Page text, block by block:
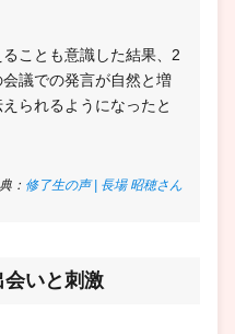
ことも意識した結果、2
議での発言が自然と増
られるようになったと
： 修了生の声 | 長場 昭穂さん
会いと刺激